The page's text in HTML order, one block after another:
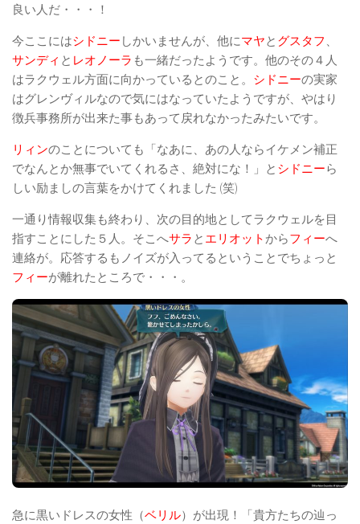
良い人だ・・・！
今ここにはシドニー しかいませんが、他にマヤと グスタフ
サンディ と レオノーラ も一緒だったようです。他のその４人
はラクウェル方面に向かっているとのこと。 シドニーの実家
はグレンヴィルなので気にはなっていたようですが、やはり
徴兵事務所が出来た事もあって戻れなかったみたいです。
リィンのことについても「なあに、あの人ならイケメン補正
でなんとか無事でいてくれるさ、絶対にな！」と シドニーら
しい励ましの言葉をかけてくれました (笑)
一通り情報収集も終わり、次の目的地としてラクウェルを目
指すことにした５人。そこへサラ と エリオット からフィーへ
連絡が。応答するもノイズが入ってるということでちょっと
フィーが離れたところで・・・。
急に黒いドレスの女性（ベリル）が出現！「貴方たちの辿っ